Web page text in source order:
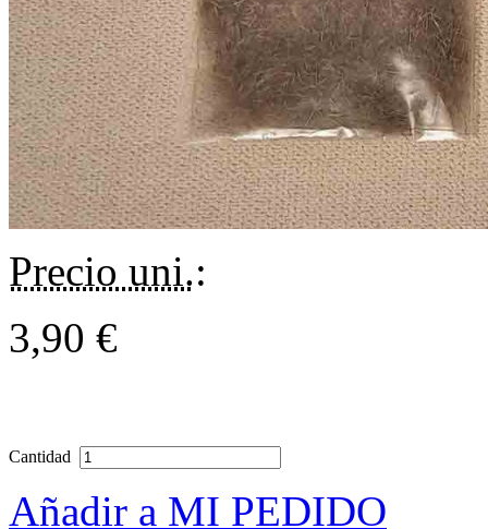
Precio uni.:
3,90 €
Cantidad
Añadir a MI PEDIDO